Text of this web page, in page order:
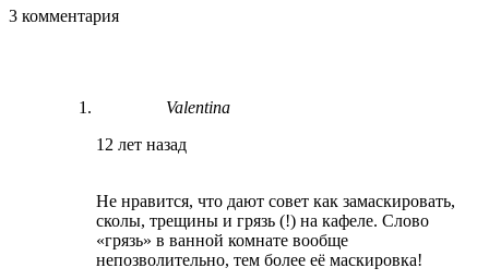
3 комментария
Valentina
12 лет назад
Не нравится, что дают совет как замаскировать,
сколы, трещины и грязь (!) на кафеле. Слово
«грязь» в ванной комнате вообще
непозволительно, тем более её маскировка!